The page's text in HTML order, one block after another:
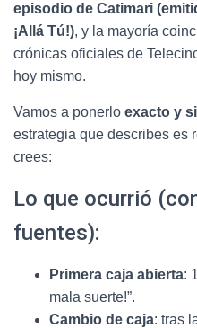
episodio de Catimari
¡Allá Tú!), y la mayoría
crónicas oficiales de
hoy mismo.
Vamos a ponerlo exacto y
estrategia que describes es
crees:
Lo que ocurrió
fuentes):
Primera caja abierta:
mala suerte!”.
Cambio de caja: tras